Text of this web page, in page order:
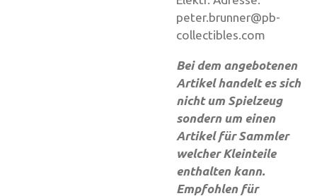
peter.brunner@pb-
collectibles.com
Bei dem angebotenen
Artikel handelt es sich
nicht um Spielzeug
sondern um einen
Artikel für Sammler
welcher Kleinteile
enthalten kann.
Empfohlen für